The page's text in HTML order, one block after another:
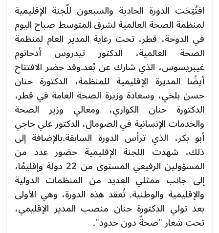
افتُتِحَت الدورة الحادية والسبعون للّجنة الإقليمية
لمنظمة الصحة العالمية لشرق المتوسط صباح اليوم
في الدوحة، قطر، تحت رعاية المدير العام لمنظمة
الصحة العالمية، الدكتور تيدروس أدحانوم
غيبريسوس، الذي شارك عن بُعد.وقد حضر الافتتاح
أيضًا المديرة الإقليمية للمنظمة، الدكتورة حنان
حسن بلخي، وسعادة وزيرة الصحة العامة في قطر،
الدكتورة حنان الكواري، ومعالي وزير الصحة
والخدمات الإنسانية في الصومال، الدكتور علي حاجي
أبو بكر، الذي ترأس الدورة السابقة.بالإضافة إلى
ذلك، شهدت اللجنة الإقليمية حضور عدد من
المسؤولين الرفيعي المستوى من 22 دولة وإقليمًا،
إلى جانب ممثلي العديد من المنظمات الدولية
والإقليمية والوطنية. تُعقد هذه الدورة، وهي الأولى
بعد تولي الدكتورة حنان منصب المدير الإقليمي،
تحت شعار "صحةٌ دون حدود".